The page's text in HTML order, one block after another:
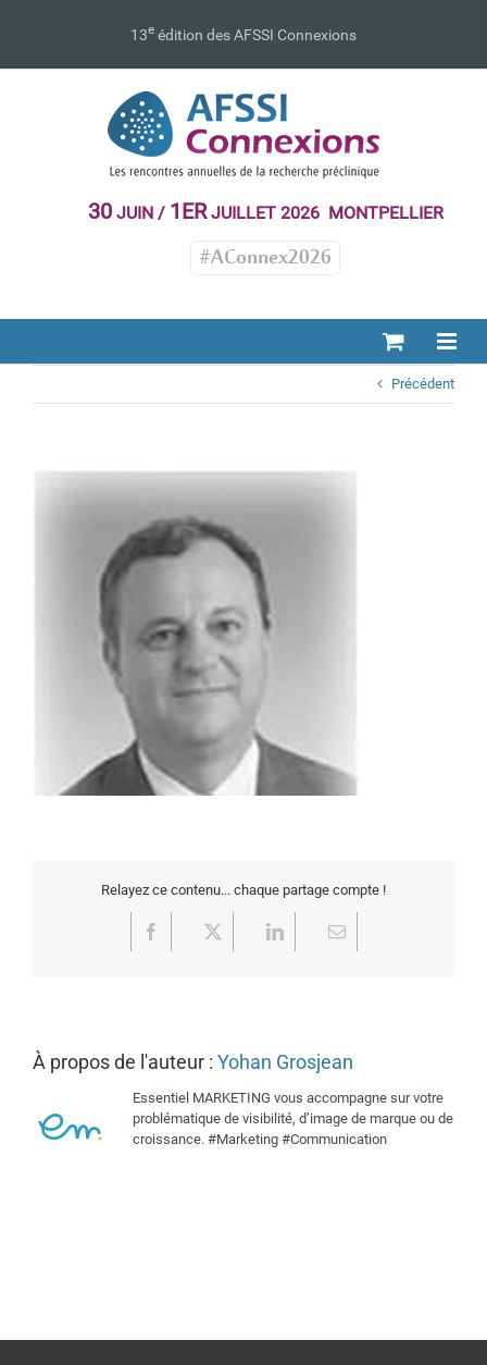
13e édition des AFSSI Connexions
30JUIN / 1ERJUILLET 2026 MONTPELLIER
#AConnex2026
Précédent
Relayez ce contenu... chaque partage compte !
Facebook LinkedInEmail
À propos de l'auteur : Yohan Grosjean
Essentiel MARKETING vous accompagne sur votre
problématique de visibilité, d’image de marque ou de
croissance. #Marketing #Communication